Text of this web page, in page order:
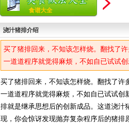
食谱大全
浇汁猪排介绍
买了猪排回来，不知该怎样烧。翻找了
一道道程序就觉得麻烦，不如自已试试
现，你会惊讶发现抛弃复杂程序后的猪
买了猪排回来，不知该怎样烧。翻找了
一道道程序就觉得麻烦，不如自已试试创
排就是继承思想后的创新成品。这道浇
现，你会惊讶发现抛弃复杂程序后的猪排